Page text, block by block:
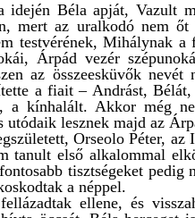
idején Béla apját, Vazult
mert az uralkodó nem
testvérének, Mihálynak
Árpád vezér
az összeesküvők
a fiait – Andrást,
a kínhalált. Akkor még
utódaik lesznek majd az
Orseolo Péter,
tanult első alkalommal
tisztségeket
a néppel.
ellene, és